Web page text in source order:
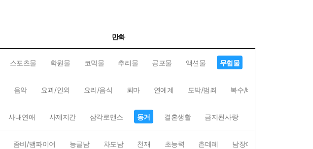
만화
스포츠물 학원물 코믹물 추리물 공포물 액션물 무협물
음악 요괴/인외 요리/음식 퇴마 연예계 도박/범죄 복수/배신
사내연애 사제지간 삼각로맨스 동거 결혼생활 금지된사랑
좀비/뱀파이어 능글남 차도남 천재 초능력 츤데레 남장여자